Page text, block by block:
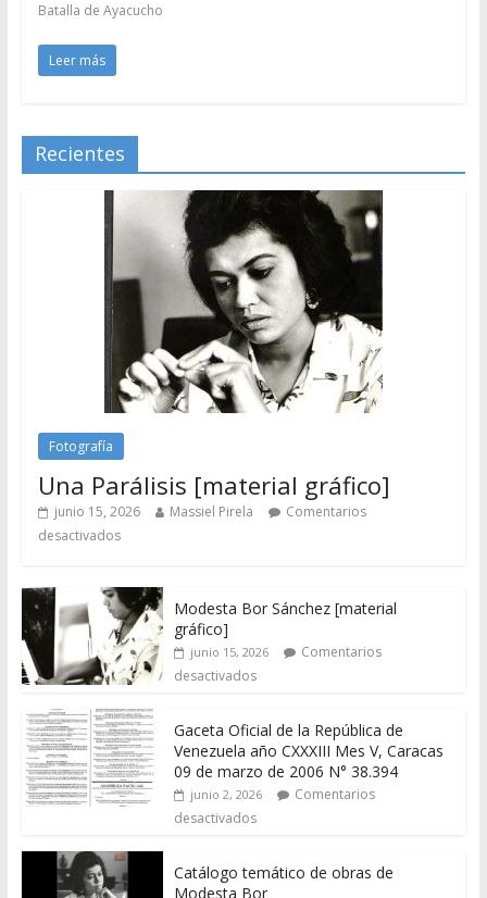
Batalla de Ayacucho
Leer más
Recientes
Fotografía
Una Parálisis [material gráfico]
junio 15, 2026 Massiel Pirela
Comentarios
desactivados
Modesta Bor Sánchez [material
gráfico]
junio 15, 2026
Comentarios
desactivados
Gaceta Oficial de la República de
Venezuela año CXXXIII Mes V, Caracas
09 de marzo de 2006 N° 38.394
junio 2, 2026
Comentarios
desactivados
Catálogo temático de obras de
Modesta Bor